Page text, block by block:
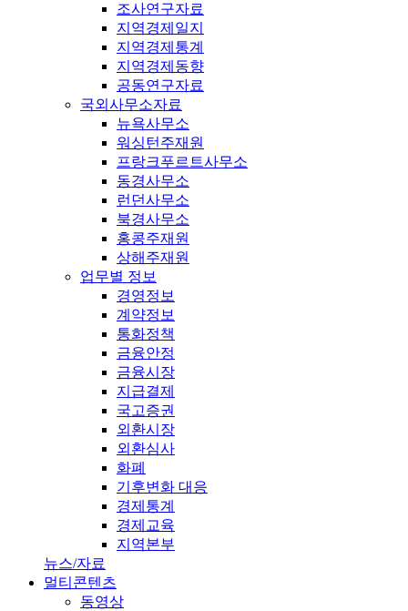
조사연구자료
지역경제일지
지역경제통계
지역경제동향
공동연구자료
국외사무소자료
뉴욕사무소
워싱턴주재원
프랑크푸르트사무소
동경사무소
런던사무소
북경사무소
홍콩주재원
상해주재원
업무별 정보
경영정보
계약정보
통화정책
금융안정
금융시장
지급결제
국고증권
외환시장
외환심사
화폐
기후변화 대응
경제통계
경제교육
지역본부
뉴스/자료
멀티콘텐츠
동영상